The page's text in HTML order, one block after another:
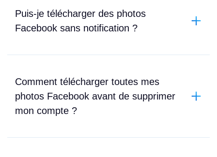
Puis-je télécharger des photos
Facebook sans notification ?
Comment télécharger toutes mes
photos Facebook avant de supprimer
mon compte ?